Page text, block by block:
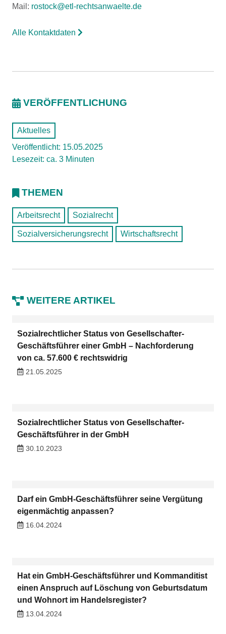
Mail: rostock@etl-rechtsanwaelte.de
Alle Kontaktdaten
VERÖFFENTLICHUNG
Aktuelles
Veröffentlicht: 15.05.2025
Lesezeit: ca. 3 Minuten
THEMEN
Arbeitsrecht Sozialrecht
Sozialversicherungsrecht Wirtschaftsrecht
WEITERE ARTIKEL
Sozialrechtlicher Status von Gesellschafter-
Geschäftsführer einer GmbH – Nachforderung
von ca. 57.600 € rechtswidrig
21.05.2025
Sozialrechtlicher Status von Gesellschafter-
Geschäftsführer in der GmbH
30.10.2023
Darf ein GmbH-Geschäftsführer seine Vergütung
eigenmächtig anpassen?
16.04.2024
Hat ein GmbH-Geschäftsführer und Kommanditist
einen Anspruch auf Löschung von Geburtsdatum
und Wohnort im Handelsregister?
13.04.2024